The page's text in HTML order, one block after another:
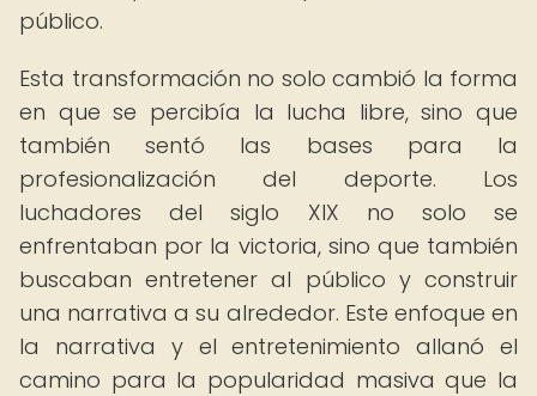
público.
Esta transformación no solo cambió la forma
en que se percibía la lucha libre, sino que
también sentó las bases para la
profesionalización del deporte. Los
luchadores del siglo XIX no solo se
enfrentaban por la victoria, sino que también
buscaban entretener al público y construir
una narrativa a su alrededor. Este enfoque en
la narrativa y el entretenimiento allanó el
camino para la popularidad masiva que la